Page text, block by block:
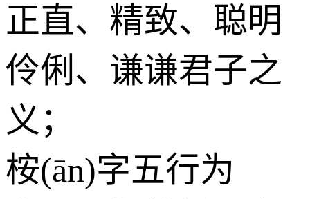
正直、精致、聪明
伶俐、谦谦君子之
义；
桉(ān)字五行为